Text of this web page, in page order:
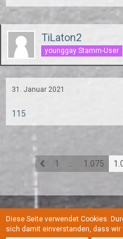
TiLaton2
younggay Stamm-User
31. Januar 2021
115
1 1.075
Regeln
Diese Seite verwendet Cookies.
sich damit einverstanden, dass wir